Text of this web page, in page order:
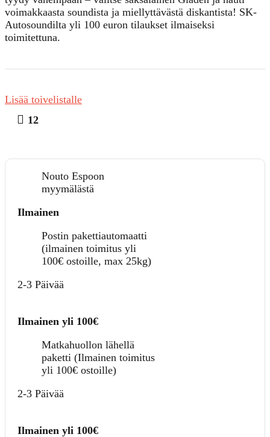
voimakkaasta soundista ja miellyttävästä diskantista! SK-
Autosoundilta yli 100 euron tilaukset ilmaiseksi
toimitettuna.
Lisää toivelistalle
12
Nouto Espoon
myymälästä
Ilmainen
Postin pakettiautomaatti
(ilmainen toimitus yli
100€ ostoille, max 25kg)
2-3 Päivää
Ilmainen yli 100€
Matkahuollon lähellä
paketti (Ilmainen toimitus
yli 100€ ostoille)
2-3 Päivää
Ilmainen yli 100€